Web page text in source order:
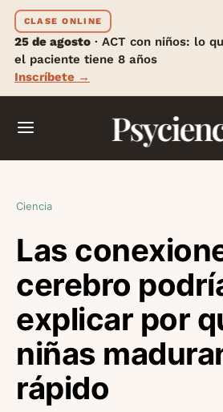
CLASE ONLINE
25 de agosto · ACT con niños: lo
el paciente tiene 8 años
Inscríbete →
Ciencia
Las
cerebro
explicar por
niñas
rápido